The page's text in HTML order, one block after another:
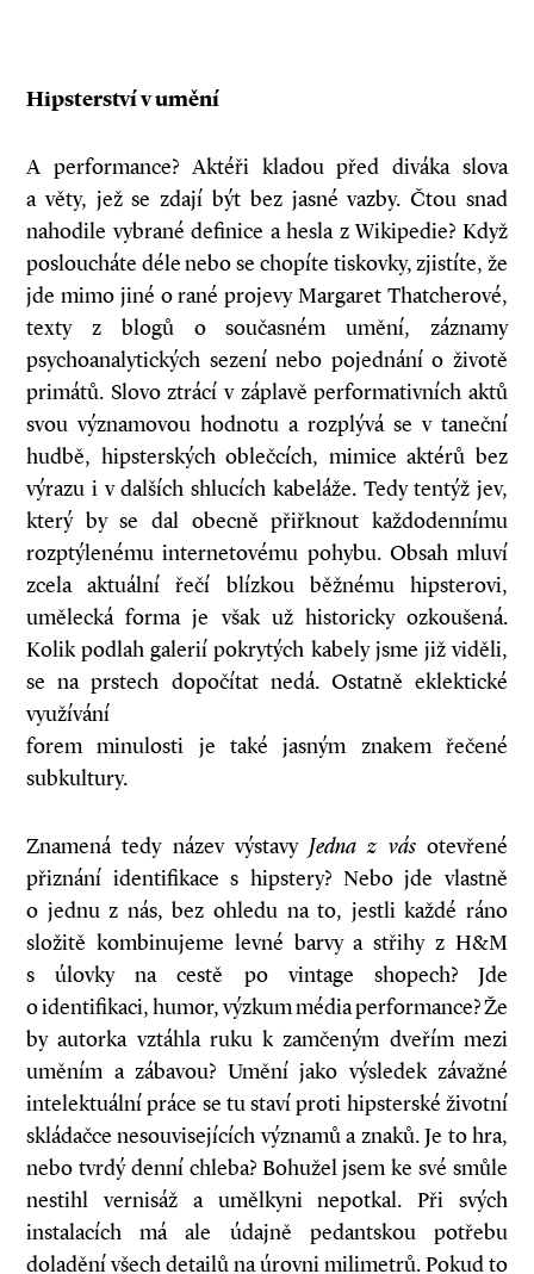
Hipsterství v umění
A performance? Aktéři kladou před diváka slova
a věty, jež se zdají být bez jasné vazby. Čtou snad
nahodile vybrané definice a hesla z Wikipedie? Když
posloucháte déle nebo se chopíte tiskovky, zjistíte, že
jde mimo jiné o rané projevy Margaret Thatcherové,
texty z blogů o současném umění, záznamy
psychoanalytických sezení nebo pojednání o životě
primátů. Slovo ztrácí v záplavě performativních aktů
svou významovou hodnotu a rozplývá se v taneční
hudbě, hipsterských oblečcích, mimice aktérů bez
výrazu i v dalších shlucích kabeláže. Tedy tentýž jev,
který by se dal obecně přiřknout každodennímu
rozptýlenému internetovému pohybu. Obsah mluví
zcela aktuální řečí blízkou běžnému hipsterovi,
umělecká forma je však už historicky ozkoušená.
Kolik podlah galerií pokrytých kabely jsme již viděli,
se na prstech dopočítat nedá. Ostatně eklektické
využívání
forem minulosti je také jasným znakem řečené
subkultury.
Znamená tedy název výstavy Jedna z vásotevřené
přiznání identifikace s hipstery? Nebo jde vlastně
o jednu z nás, bez ohledu na to, jestli každé ráno
složitě kombinujeme levné barvy a střihy z H&M
s úlovky na cestě po vintage shopech? Jde
o identifikaci, humor, výzkum média performance? Že
by autorka vztáhla ruku k zamčeným dveřím mezi
uměním a zábavou? Umění jako výsledek závažné
intelektuální práce se tu staví proti hipsterské životní
skládačce nesouvisejících významů a znaků. Je to hra,
nebo tvrdý denní chleba? Bohužel jsem ke své smůle
nestihl vernisáž a umělkyni nepotkal. Při svých
instalacích má ale údajně pedantskou potřebu
doladění všech detailů na úrovni milimetrů. Pokud to